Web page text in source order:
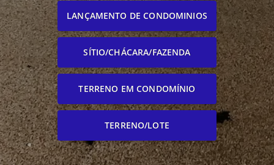
LANÇAMENTO DE CONDOMINIOS
SÍTIO/CHÁCARA/FAZENDA
TERRENO EM CONDOMÍNIO
TERRENO/LOTE